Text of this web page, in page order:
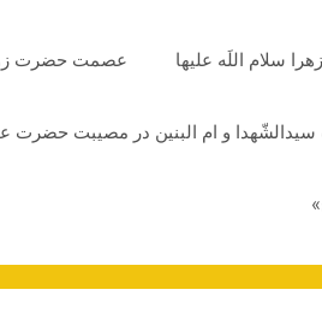
سلام اللَه علیها عصمت حضرت
و ام البنین در مصیبت حضرت